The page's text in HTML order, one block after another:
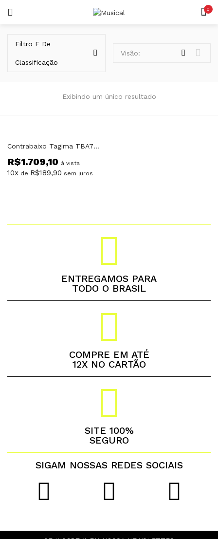
0
Exibindo um único resultado
Filtro E De
Classificação
Visão:
Contrabaixo Tagima TBA73 VW Passivo
R$1.709,10 à vista
10x de R$189,90 sem juros
ENTREGAMOS PARA
TODO O BRASIL
COMPRE EM ATÉ
12X NO CARTÃO
SITE 100%
SEGURO
SIGAM NOSSAS REDES SOCIAIS